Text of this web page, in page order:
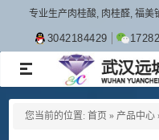
专业生产肉桂酸, 肉桂醛, 福美
3042184429
TOGGLE
NAVIGATION
您当前的位置: 首页 » 产品中心